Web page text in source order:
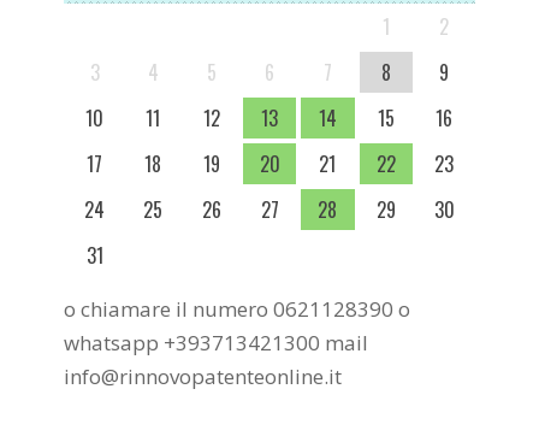
1
2
3
4 5 6 7 8
9
10
11 12 13 14 15
16
17
18 19 20 21 22
23
24
25 26 27 28 29
30
31
o chiamare il numero 0621128390 o
whatsapp +393713421300 mail
info@rinnovopatenteonline.it